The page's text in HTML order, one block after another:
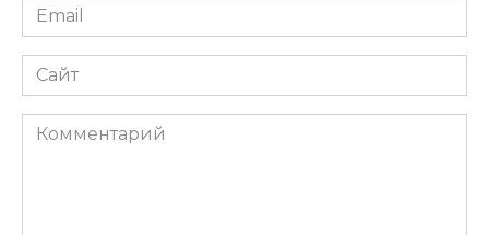
Email
Сайт
Комментарий